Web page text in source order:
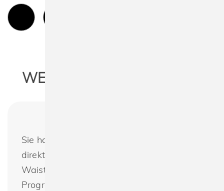
WEITERE INFORMATIONEN
Sie haben noch Fragen oder möchten
direkt bestellen? Bagbase BG766 Boutique
Waist Bag : Wir bieten das gesamte
Programm von Bagbase zur Bedruckung